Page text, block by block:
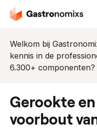
Welkom bij
kennis in de
6.300+ componenten?
gerookte en zacht gegaarde
voorbout